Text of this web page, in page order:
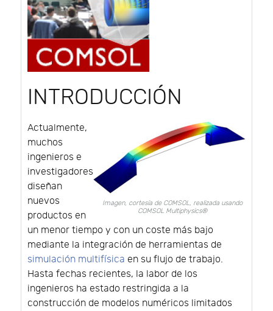
INTRODUCCIÓN
Imagen, cortesía de COMSOL, realizada usando
COMSOL Multiphysics®
Actualmente,
muchos
ingenieros e
investigadores
diseñan
nuevos
productos en
un menor tiempo y con un coste más bajo
mediante la integración de herramientas de
simulación multifísica en su flujo de trabajo.
Hasta fechas recientes, la labor de los
ingenieros ha estado restringida a la
construcción de modelos numéricos limitados